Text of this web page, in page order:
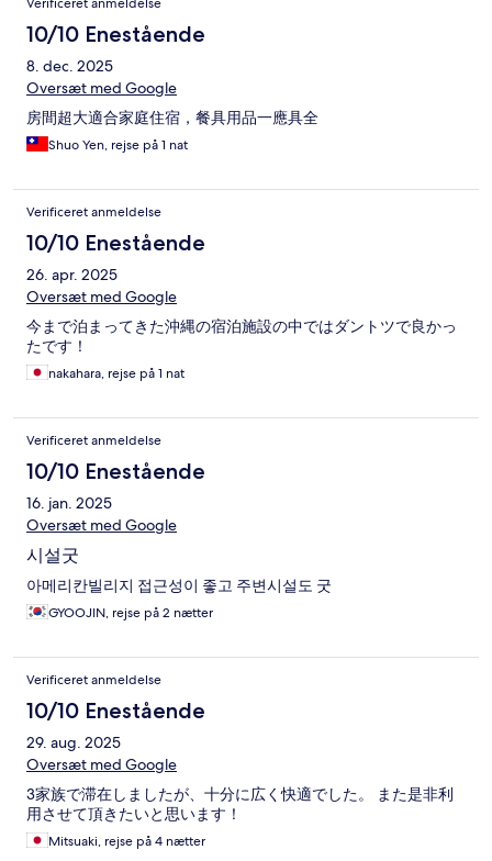
Verificeret anmeldelse
10/10 Enestående
8. dec. 2025
Oversæt med Google
房間超大適合家庭住宿，餐具用品一應具全
Shuo Yen, rejse på 1 nat
Verificeret anmeldelse
10/10 Enestående
26. apr. 2025
Oversæt med Google
今まで泊まってきた沖縄の宿泊施設の中ではダントツで良かっ
たです！
nakahara, rejse på 1 nat
Verificeret anmeldelse
10/10 Enestående
16. jan. 2025
Oversæt med Google
시설굿
아메리칸빌리지 접근성이 좋고 주변시설도 굿
GYOOJIN, rejse på 2 nætter
Verificeret anmeldelse
10/10 Enestående
29. aug. 2025
Oversæt med Google
3家族で滞在しましたが、十分に広く快適でした。 また是非利
用させて頂きたいと思います！
Mitsuaki, rejse på 4 nætter